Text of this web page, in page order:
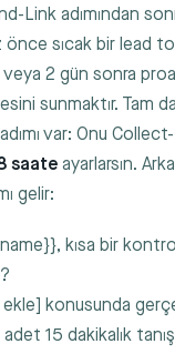
Link adımından
önce sıcak bir lead
veya 2 gün sonra
sunmaktır. Tam
adımı var: Onu Collect-
saate ayarlarsın.
gelir:
kısa bir
ekle] konusunda
15 dakikalık